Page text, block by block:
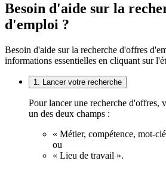
Besoin d'aide sur la
d'emploi ?
Besoin d'aide sur la recherche d'offres
informations essentielles en cliquant sur
1. Lancer votre recherche
Pour lancer une recherche d'offres,
un des deux champs :
« Métier, compétence, mot-
ou
« Lieu de travail ».